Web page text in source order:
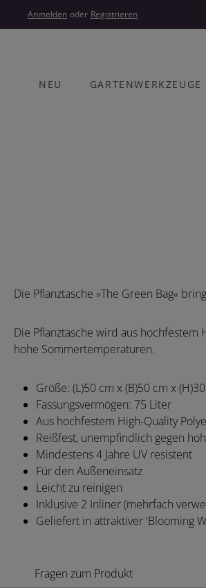
Hauptinhalt springen
Zur Hauptnavigation springen
Anmelden oder Registrieren
NEU GARTENWERKZEUGE
Die Pflanztasche »The Green Bag«
Die Pflanztasche wird aus
hohe Sommertemperaturen.
Größe: (L)50 cm x (B)50 cm x
Fassungsvermögen: 75 Liter
Aus hochfestem High-Quality
Reißfest, unempfindlich gegen
Mindestens 4 Jahre UV resistent
Für den Außeneinsatz
Leicht zu reinigen
Inklusive 2 Inliner (mehrfach
Geliefert in attraktiver 'Blooming
Fragen zum Produkt